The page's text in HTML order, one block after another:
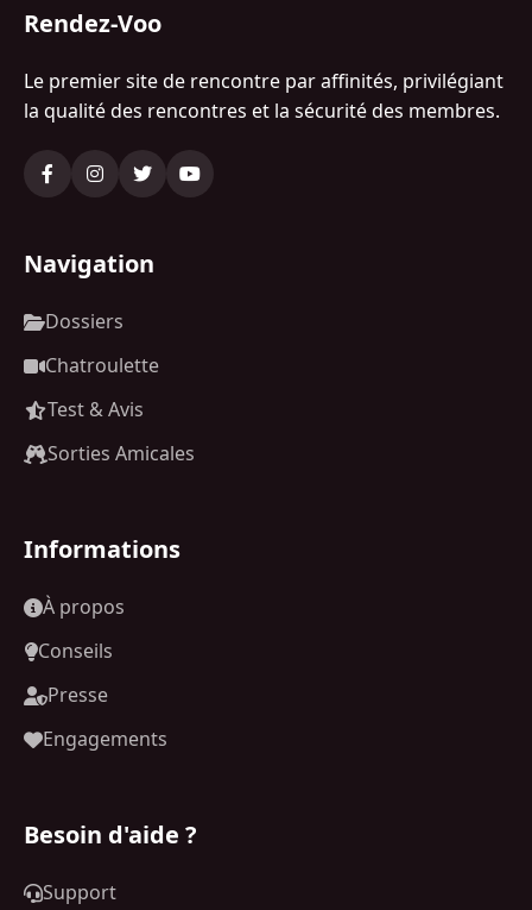
Rendez-Voo
Le premier site de rencontre par affinités, privilégiant
la qualité des rencontres et la sécurité des membres.
Navigation
Dossiers
Chatroulette
Test & Avis
Sorties Amicales
Informations
À propos
Conseils
Presse
Engagements
Besoin d'aide ?
Support